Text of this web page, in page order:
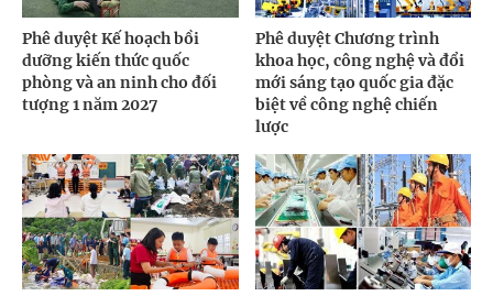
Phê duyệt Kế hoạch bồi
dưỡng kiến thức quốc
phòng và an ninh cho đối
tượng 1 năm 2027
Phê duyệt Chương trình
khoa học, công nghệ và đổi
mới sáng tạo quốc gia đặc
biệt về công nghệ chiến
lược